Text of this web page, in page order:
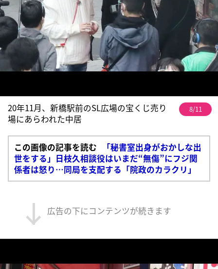
20年11月、新橋駅前のSL広場の宝くじ売り
場にあらわれた中居
8/11
この画像の記事を読む
「秘書室出身がおかしな出
世をする」日枝久相談役はいまだ“無傷”にフジ関
係者は怒り…同局を支配する「院政のカラクリ」
広告の下にコンテンツが続きます